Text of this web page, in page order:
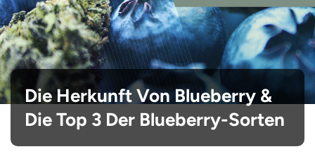
Die Herkunft Von Blueberry &
Die Top 3 Der Blueberry-Sorten